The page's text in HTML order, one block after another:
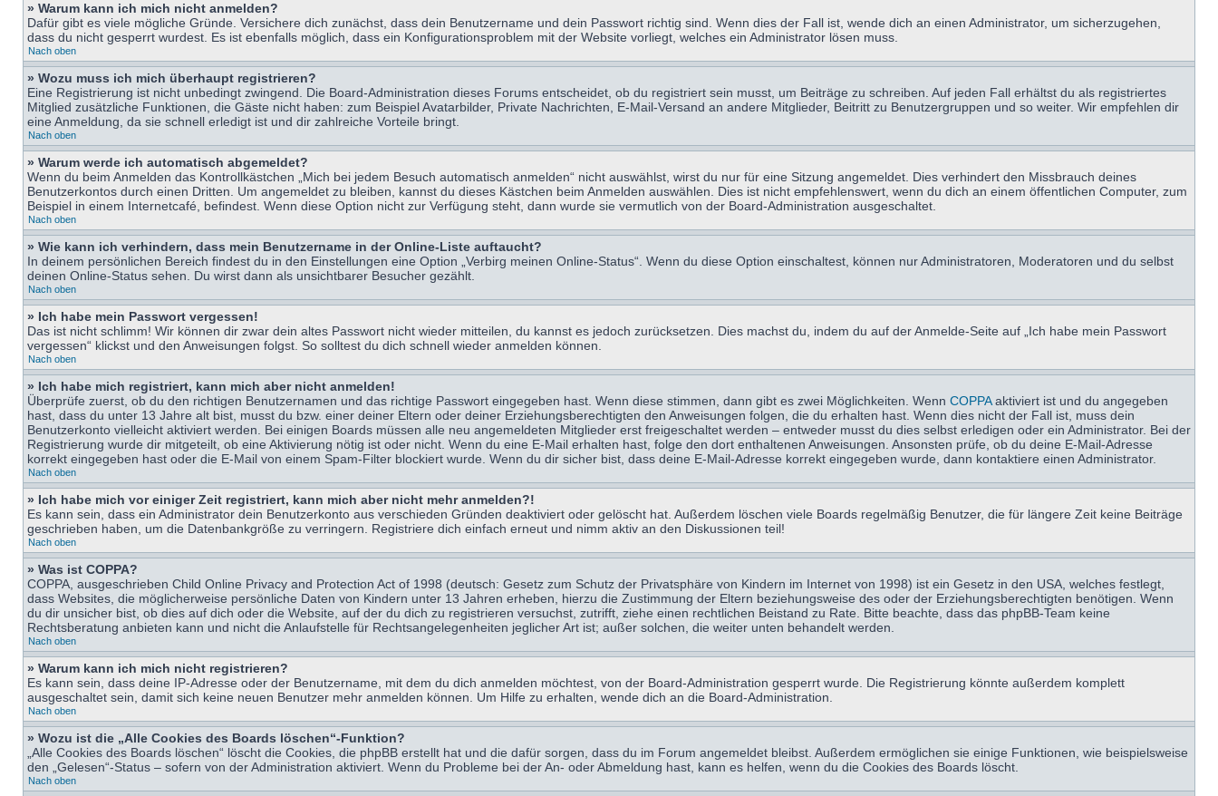
» Warum kann ich mich nicht anmelden?
Dafür gibt es viele mögliche Gründe. Versichere dich zunächst, dass dein Benutzername und dein Passwort richtig sind. Wenn dies der Fall ist, wende dich an einen Administrator, um sicherzugehen,
dass du nicht gesperrt wurdest. Es ist ebenfalls möglich, dass ein Konfigurationsproblem mit der Website vorliegt, welches ein Administrator lösen muss.
Nach oben
» Wozu muss ich mich überhaupt registrieren?
Eine Registrierung ist nicht unbedingt zwingend. Die Board-Administration dieses Forums entscheidet, ob du registriert sein musst, um Beiträge zu schreiben. Auf jeden Fall erhältst du als registriertes
Mitglied zusätzliche Funktionen, die Gäste nicht haben: zum Beispiel Avatarbilder, Private Nachrichten, E-Mail-Versand an andere Mitglieder, Beitritt zu Benutzergruppen und so weiter. Wir empfehlen dir
eine Anmeldung, da sie schnell erledigt ist und dir zahlreiche Vorteile bringt.
Nach oben
» Warum werde ich automatisch abgemeldet?
Wenn du beim Anmelden das Kontrollkästchen „Mich bei jedem Besuch automatisch anmelden“ nicht auswählst, wirst du nur für eine Sitzung angemeldet. Dies verhindert den Missbrauch deines
Benutzerkontos durch einen Dritten. Um angemeldet zu bleiben, kannst du dieses Kästchen beim Anmelden auswählen. Dies ist nicht empfehlenswert, wenn du dich an einem öffentlichen Computer, zum
Beispiel in einem Internetcafé, befindest. Wenn diese Option nicht zur Verfügung steht, dann wurde sie vermutlich von der Board-Administration ausgeschaltet.
Nach oben
» Wie kann ich verhindern, dass mein Benutzername in der Online-Liste auftaucht?
In deinem persönlichen Bereich findest du in den Einstellungen eine Option „Verbirg meinen Online-Status“. Wenn du diese Option einschaltest, können nur Administratoren, Moderatoren und du selbst
deinen Online-Status sehen. Du wirst dann als unsichtbarer Besucher gezählt.
Nach oben
» Ich habe mein Passwort vergessen!
Das ist nicht schlimm! Wir können dir zwar dein altes Passwort nicht wieder mitteilen, du kannst es jedoch zurücksetzen. Dies machst du, indem du auf der Anmelde-Seite auf „Ich habe mein Passwort
vergessen“ klickst und den Anweisungen folgst. So solltest du dich schnell wieder anmelden können.
Nach oben
» Ich habe mich registriert, kann mich aber nicht anmelden!
Überprüfe zuerst, ob du den richtigen Benutzernamen und das richtige Passwort eingegeben hast. Wenn diese stimmen, dann gibt es zwei Möglichkeiten. Wenn COPPAaktiviert ist und du angegeben
hast, dass du unter 13 Jahre alt bist, musst du bzw. einer deiner Eltern oder deiner Erziehungsberechtigten den Anweisungen folgen, die du erhalten hast. Wenn dies nicht der Fall ist, muss dein
Benutzerkonto vielleicht aktiviert werden. Bei einigen Boards müssen alle neu angemeldeten Mitglieder erst freigeschaltet werden – entweder musst du dies selbst erledigen oder ein Administrator. Bei der
Registrierung wurde dir mitgeteilt, ob eine Aktivierung nötig ist oder nicht. Wenn du eine E-Mail erhalten hast, folge den dort enthaltenen Anweisungen. Ansonsten prüfe, ob du deine E-Mail-Adresse
korrekt eingegeben hast oder die E-Mail von einem Spam-Filter blockiert wurde. Wenn du dir sicher bist, dass deine E-Mail-Adresse korrekt eingegeben wurde, dann kontaktiere einen Administrator.
Nach oben
» Ich habe mich vor einiger Zeit registriert, kann mich aber nicht mehr anmelden?!
Es kann sein, dass ein Administrator dein Benutzerkonto aus verschieden Gründen deaktiviert oder gelöscht hat. Außerdem löschen viele Boards regelmäßig Benutzer, die für längere Zeit keine Beiträge
geschrieben haben, um die Datenbankgröße zu verringern. Registriere dich einfach erneut und nimm aktiv an den Diskussionen teil!
Nach oben
» Was ist COPPA?
COPPA, ausgeschrieben Child Online Privacy and Protection Act of 1998 (deutsch: Gesetz zum Schutz der Privatsphäre von Kindern im Internet von 1998) ist ein Gesetz in den USA, welches festlegt,
dass Websites, die möglicherweise persönliche Daten von Kindern unter 13 Jahren erheben, hierzu die Zustimmung der Eltern beziehungsweise des oder der Erziehungsberechtigten benötigen. Wenn
du dir unsicher bist, ob dies auf dich oder die Website, auf der du dich zu registrieren versuchst, zutrifft, ziehe einen rechtlichen Beistand zu Rate. Bitte beachte, dass das phpBB-Team keine
Rechtsberatung anbieten kann und nicht die Anlaufstelle für Rechtsangelegenheiten jeglicher Art ist; außer solchen, die weiter unten behandelt werden.
Nach oben
» Warum kann ich mich nicht registrieren?
Es kann sein, dass deine IP-Adresse oder der Benutzername, mit dem du dich anmelden möchtest, von der Board-Administration gesperrt wurde. Die Registrierung könnte außerdem komplett
ausgeschaltet sein, damit sich keine neuen Benutzer mehr anmelden können. Um Hilfe zu erhalten, wende dich an die Board-Administration.
Nach oben
» Wozu ist die „Alle Cookies des Boards löschen“-Funktion?
„Alle Cookies des Boards löschen“ löscht die Cookies, die phpBB erstellt hat und die dafür sorgen, dass du im Forum angemeldet bleibst. Außerdem ermöglichen sie einige Funktionen, wie beispielsweise
den „Gelesen“-Status – sofern von der Administration aktiviert. Wenn du Probleme bei der An- oder Abmeldung hast, kann es helfen, wenn du die Cookies des Boards löscht.
Nach oben